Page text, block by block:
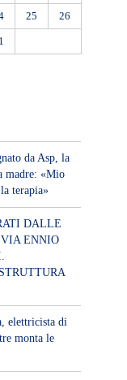
25 26
da Asp, la
madre: «Mio
terapia»
DALLE
ENNIO
elettricista di
monta le